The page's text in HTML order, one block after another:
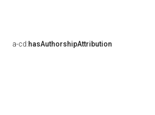
a-cd:hasAuthorshipAttribution